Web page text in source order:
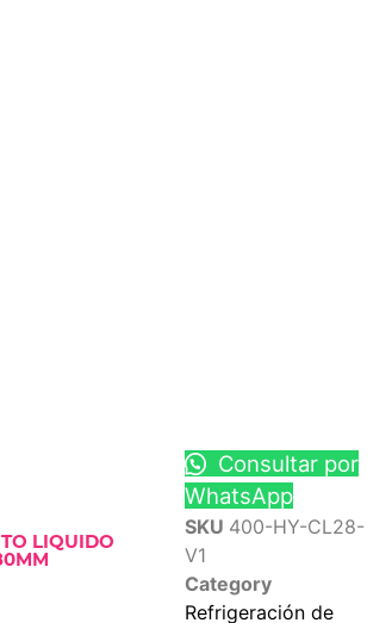
LIQUIDO
Consultar por
WhatsApp
SKU 400-HY-CL28-
V1
Category
Refrigeración de